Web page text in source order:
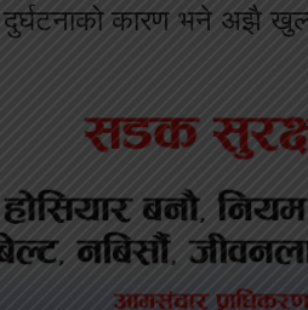
दुर्घटनाको कारण भने अझै